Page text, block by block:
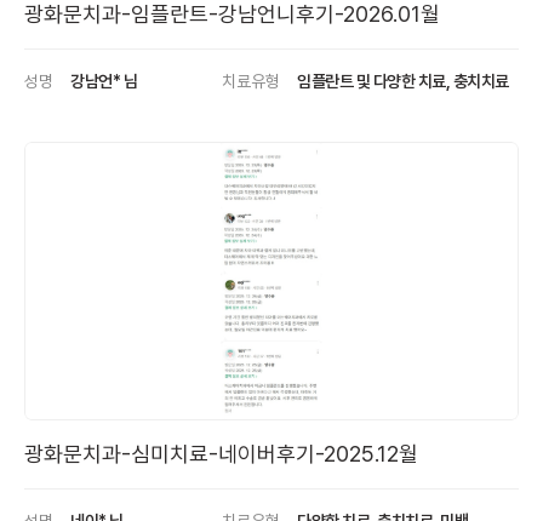
광화문치과-임플란트-강남언니후기-2026.01월
성명 강남언* 님 치료유형 임플란트 및 다양한 치료, 충치치료
광화문치과-심미치료-네이버후기-2025.12월